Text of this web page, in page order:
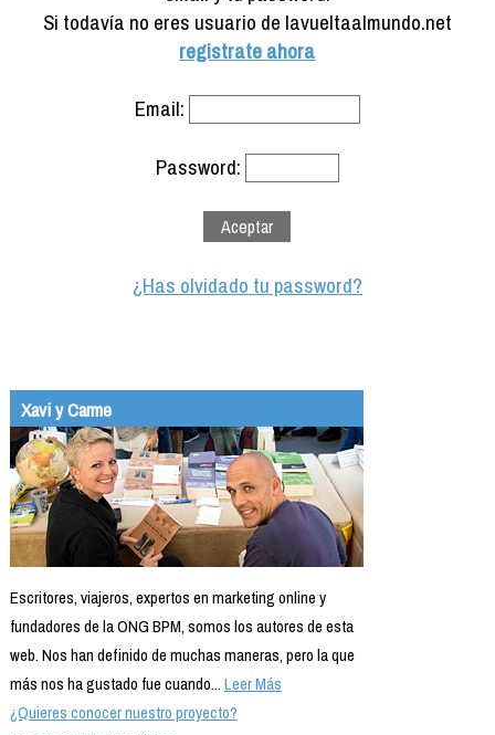
Info viajeros
Si todavía no eres usuario de lavueltaalmundo.net
registrate ahora
Email:
Password:
¿Has olvidado tu password?
Xavi y Carme
Escritores, viajeros, expertos en marketing online y
fundadores de la ONG BPM, somos los autores de esta
web. Nos han definido de muchas maneras, pero la que
más nos ha gustado fue cuando...Leer Más
¿Quieres conocer nuestro proyecto?